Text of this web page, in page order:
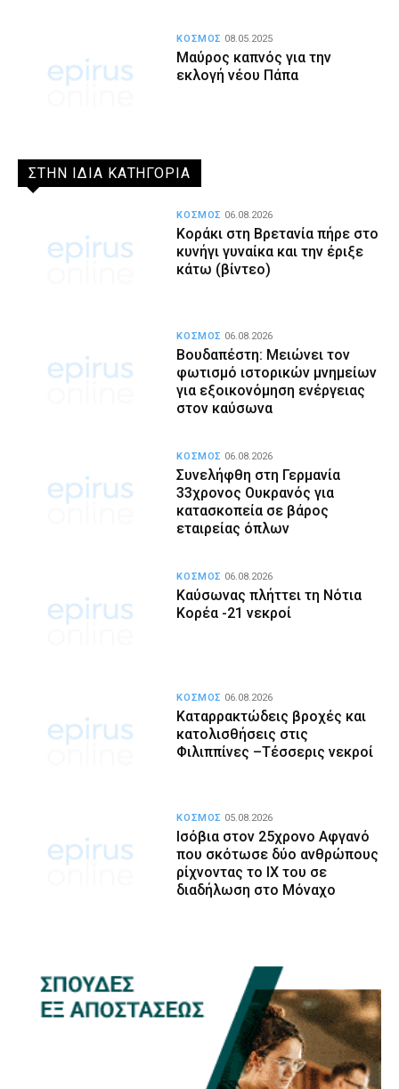
Μαύρος καπνός για την
εκλογή νέου Πάπα
ΚΟΣΜΟΣ 08.05.2025
ΣΤΗΝ ΙΔΙΑ ΚΑΤΗΓΟΡΙΑ
Κοράκι στη Βρετανία πήρε στο
κυνήγι γυναίκα και την έριξε
κάτω (βίντεο)
ΚΟΣΜΟΣ 06.08.2026
Βουδαπέστη: Μειώνει τον
φωτισμό ιστορικών μνημείων
για εξοικονόμηση ενέργειας
στον καύσωνα
ΚΟΣΜΟΣ 06.08.2026
Συνελήφθη στη Γερμανία
33χρονος Ουκρανός για
κατασκοπεία σε βάρος
εταιρείας όπλων
ΚΟΣΜΟΣ 06.08.2026
Καύσωνας πλήττει τη Νότια
Κορέα -21 νεκροί
ΚΟΣΜΟΣ 06.08.2026
Καταρρακτώδεις βροχές και
κατολισθήσεις στις
Φιλιππίνες –Τέσσερις νεκροί
ΚΟΣΜΟΣ 06.08.2026
Ισόβια στον 25χρονο Αφγανό
που σκότωσε δύο ανθρώπους
ρίχνοντας το ΙΧ του σε
διαδήλωση στο Μόναχο
ΚΟΣΜΟΣ 05.08.2026